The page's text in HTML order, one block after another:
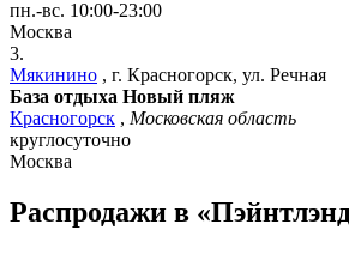
пн.-вс. 10:00-23:00
Москва
3.
Мякинино , г. Красногорск, ул. Речная
База отдыха Новый пляж
Красногорск , Московская область
круглосуточно
Москва
Распродажи в